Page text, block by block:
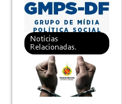
Noticias
Relacionadas.